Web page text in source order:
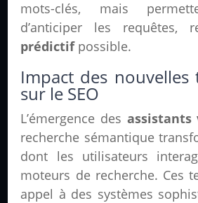
mots-clés, mais
d’anticiper les requêtes,
prédictifpossible.
Impact des nouvelles
sur le SEO
L’émergence des assistants
recherche sémantique
dont les utilisateurs
moteurs de recherche. Ces
appel à des systèmes